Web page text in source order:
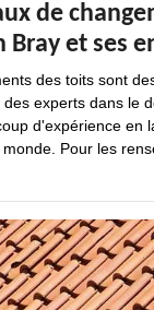
de
Bray et ses
des toits sont
des experts dans le
d'expérience en
Pour les